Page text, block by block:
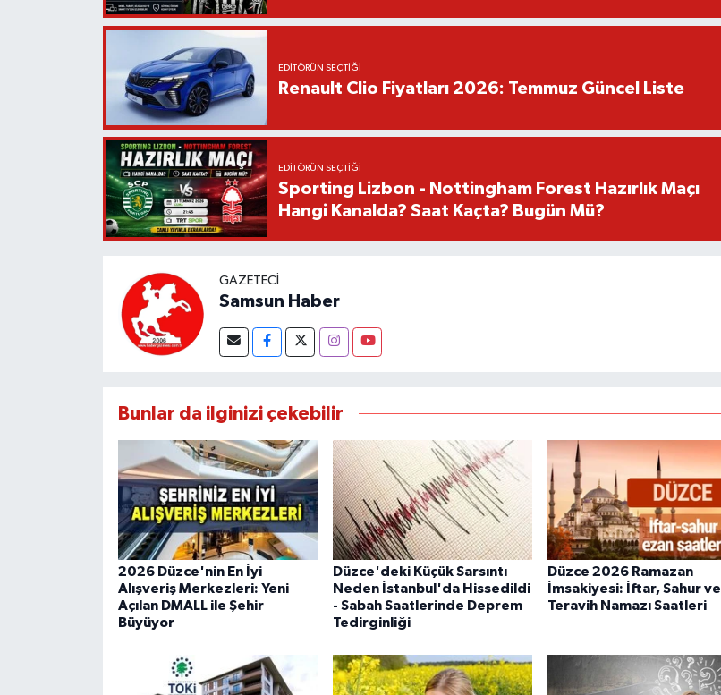
EDITÖRÜN SEÇTIĞI
Renault Clio Fiyatları 2026: Temmuz Güncel Liste
EDITÖRÜN SEÇTIĞI
Sporting Lizbon - Nottingham Forest Hazırlık Maçı
Hangi Kanalda? Saat Kaçta? Bugün Mü?
GAZETECI
Samsun Haber
Bunlar da ilginizi çekebilir
2026 Düzce'nin En İyi
Alışveriş Merkezleri: Yeni
Açılan DMALL ile Şehir
Büyüyor
Düzce'deki Küçük Sarsıntı
Neden İstanbul'da Hissedildi
- Sabah Saatlerinde Deprem
Tedirginliği
Düzce 2026 Ramazan
İmsakiyesi: İftar, Sahur ve
Teravih Namazı Saatleri